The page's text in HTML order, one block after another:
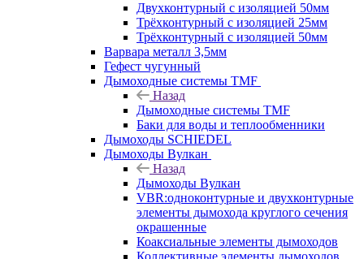
Двухконтурный с изоляцией 50мм
Трёхконтурный с изоляцией 25мм
Трёхконтурный с изоляцией 50мм
Варвара металл 3,5мм
Гефест чугунный
Дымоходные системы TMF
Назад
Дымоходные системы TMF
Баки для воды и теплообменники
Дымоходы SCHIEDEL
Дымоходы Вулкан
Назад
Дымоходы Вулкан
VBR:одноконтурные и двухконтурные
элементы дымохода круглого сечения
окрашенные
Коаксиальные элементы дымоходов
Коллективные элементы дымоходов